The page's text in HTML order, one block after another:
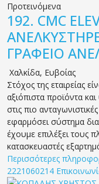
Προτεινόμενα
192. CMC
ΓΡΑΦΕΙΟ
Χαλκίδα, Ευβοίας
Στόχος της εταιρείας
αξιόπιστα προϊόντα
στις πιο
εφαρμόσει σύστημα
έχουμε επιλέξει τους
κατασκευαστές
Περισσότερες
2221060214